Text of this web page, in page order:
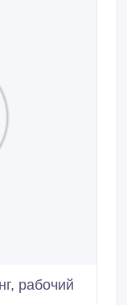
рабочий